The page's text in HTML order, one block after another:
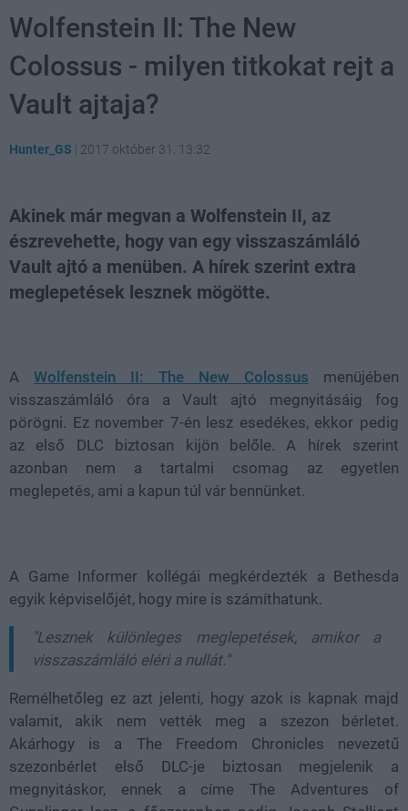
Wolfenstein II: The New
Colossus - milyen titkokat rejt a
Vault ajtaja?
Hunter_GS | 2017 október 31. 13:32
Akinek már megvan a Wolfenstein II, az
észrevehette, hogy van egy visszaszámláló
Vault ajtó a menüben. A hírek szerint extra
meglepetések lesznek mögötte.
A Wolfenstein II: The New Colossus menüjében
visszaszámláló óra a Vault ajtó megnyitásáig fog
pörögni. Ez november 7-én lesz esedékes, ekkor pedig
az első DLC biztosan kijön belőle. A hírek szerint
azonban nem a tartalmi csomag az egyetlen
meglepetés, ami a kapun túl vár bennünket.
A Game Informer kollégái megkérdezték a Bethesda
egyik képviselőjét, hogy mire is számíthatunk.
"Lesznek különleges meglepetések, amikor a
visszaszámláló eléri a nullát."
Remélhetőleg ez azt jelenti, hogy azok is kapnak majd
valamit, akik nem vették meg a szezon bérletet.
Akárhogy is a The Freedom Chronicles nevezetű
szezonbérlet első DLC-je biztosan megjelenik a
megnyitáskor, ennek a címeThe Adventures of